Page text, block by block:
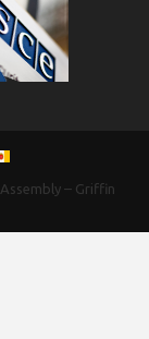
– Griffin